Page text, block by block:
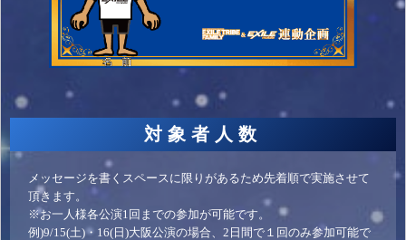
対象者人数
メッセージを書くスペースに限りがあるため先着順で実施させて
頂きます。
※お一人様各公演1回までの参加が可能です。
例)9/15(土)・16(日)大阪公演の場合、2日間で１回のみ参加可能で